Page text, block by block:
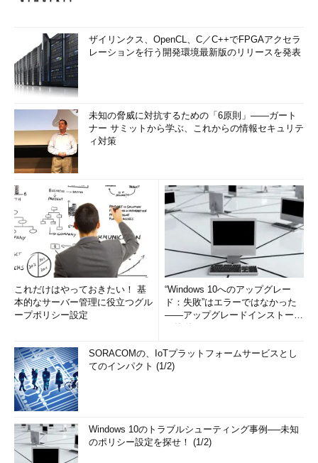
ザイリンクス、OpenCL、C／C++でFPGAアクセラ
レーションを行う開発環境最新版のリリースを発表
未知の脅威に対抗するための「6原則」――ガート
ナー サミットから学ぶ、これからの情報セキュリテ
ィ対策
これだけはやっておきたい！ 基
本的なサーバー管理に役立つグル
ープポリシー設定
“Windows 10へのアップグレー
ド：失敗”はエラーではなかった
――アップグレードインストール
SORACOMの、IoTプラットフォームサービスとし
てのインパクト (1/2)
Windows 10のトラブルシューティング事例──未知
のポリシー設定を探せ！ (1/2)